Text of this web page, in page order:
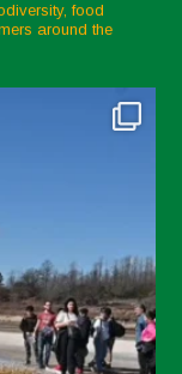
food
around the